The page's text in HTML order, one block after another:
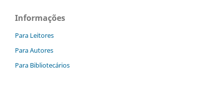
Informações
Para Leitores
Para Autores
Para Bibliotecários